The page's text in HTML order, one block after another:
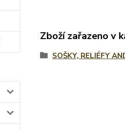
Zboží zařazeno v
SOŠKY, RELIÉFY